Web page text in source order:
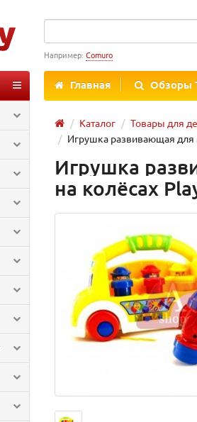
Например: Comuro
Главная Обзоры
Каталог Товары для
Игрушка развивающая для
Игрушка
на колёсах